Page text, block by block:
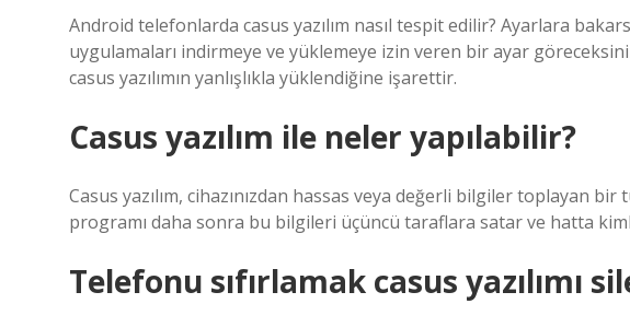
Android telefonlarda casus yazılım nasıl tespit edilir? Ayarlara
uygulamaları indirmeye ve yüklemeye izin veren bir ayar
casus yazılımın yanlışlıkla yüklendiğine işarettir.
Casus yazılım ile neler yapılabilir?
Casus yazılım, cihazınızdan hassas veya değerli bilgiler toplayan bir
programı daha sonra bu bilgileri üçüncü taraflara satar ve hatta
Telefonu sıfırlamak casus yazılımı